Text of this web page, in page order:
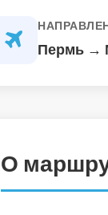
Пермь →
О